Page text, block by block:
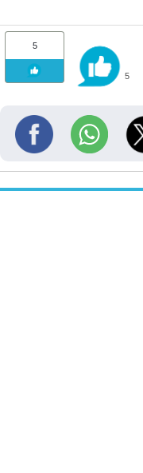
5
5